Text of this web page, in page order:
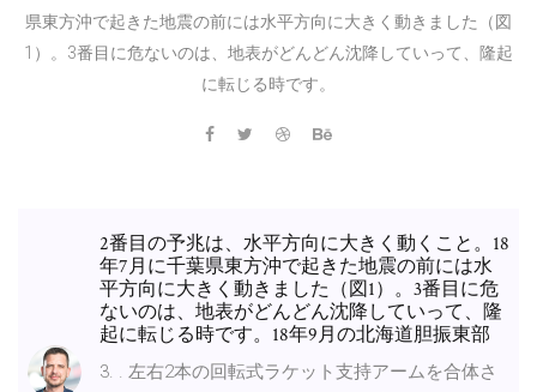
県東方沖で起きた地震の前には水平方向に大きく動きました（図
1）。3番目に危ないのは、地表がどんどん沈降していって、隆起
に転じる時です。
2番目の予兆は、水平方向に大きく動くこと。18
年7月に千葉県東方沖で起きた地震の前には水
平方向に大きく動きました（図1）。3番目に危
ないのは、地表がどんどん沈降していって、隆
起に転じる時です。18年9月の北海道胆振東部
3. . 左右2本の回転式ラケット支持アームを合体さ